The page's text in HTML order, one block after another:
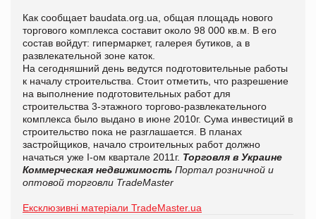
Как сообщает baudata.org.ua, общая площадь нового
торгового комплекса составит около 98 000 кв.м. В его
состав войдут: гипермаркет, галерея бутиков, а в
развлекательной зоне каток.
На сегодняшний день ведутся подготовительные работы
к началу строительства. Стоит отметить, что разрешение
на выполнение подготовительных работ для
строительства 3-этажного торгово-развлекательного
комплекса было выдано в июне 2010г. Сума инвестиций в
строительство пока не разглашается. В планах
застройщиков, начало строительных работ должно
начаться уже I-ом квартале 2011г. Торговля в Украине
Коммерческая недвижимость Портал розничной и
оптовой торговли TradeMaster
Ексклюзивні матеріали TradeMaster.ua